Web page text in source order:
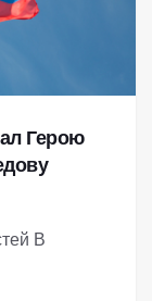
Герою
В